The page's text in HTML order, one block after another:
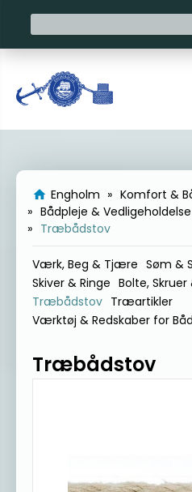
home Engholm
Komfort &
Bådpleje & Vedligeholdelse
Træbådstov
Værk, Beg & Tjære Søm &
Skiver & Ringe Bolte,
Træbådstov Træartikler
Værktøj & Redskaber for
Træbådstov